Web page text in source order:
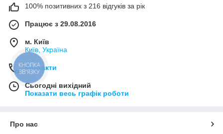
100% позитивних з 216 відгуків за рік
Працює з 29.08.2016
м. Київ
Київ, Україна
Контакти
Сьогодні вихідний
Показати весь графік роботи
Про нас
КНОПКА
ЗВ'ЯЗКУ